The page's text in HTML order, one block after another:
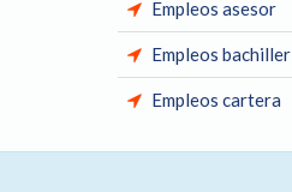
Empleos asesor
Empleos bachiller
Empleos cartera